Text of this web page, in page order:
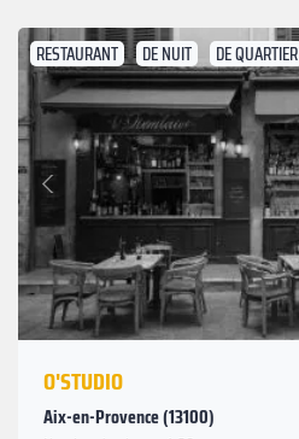
RESTAURANT DE NUIT DE QUARTIER
Précédent
O'STUDIO
Aix-en-Provence (13100)